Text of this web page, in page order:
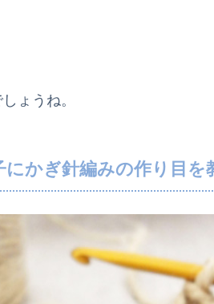
ょうね。
かぎ針編みの作り目を